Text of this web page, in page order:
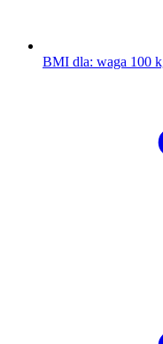
BMI dla: waga 100